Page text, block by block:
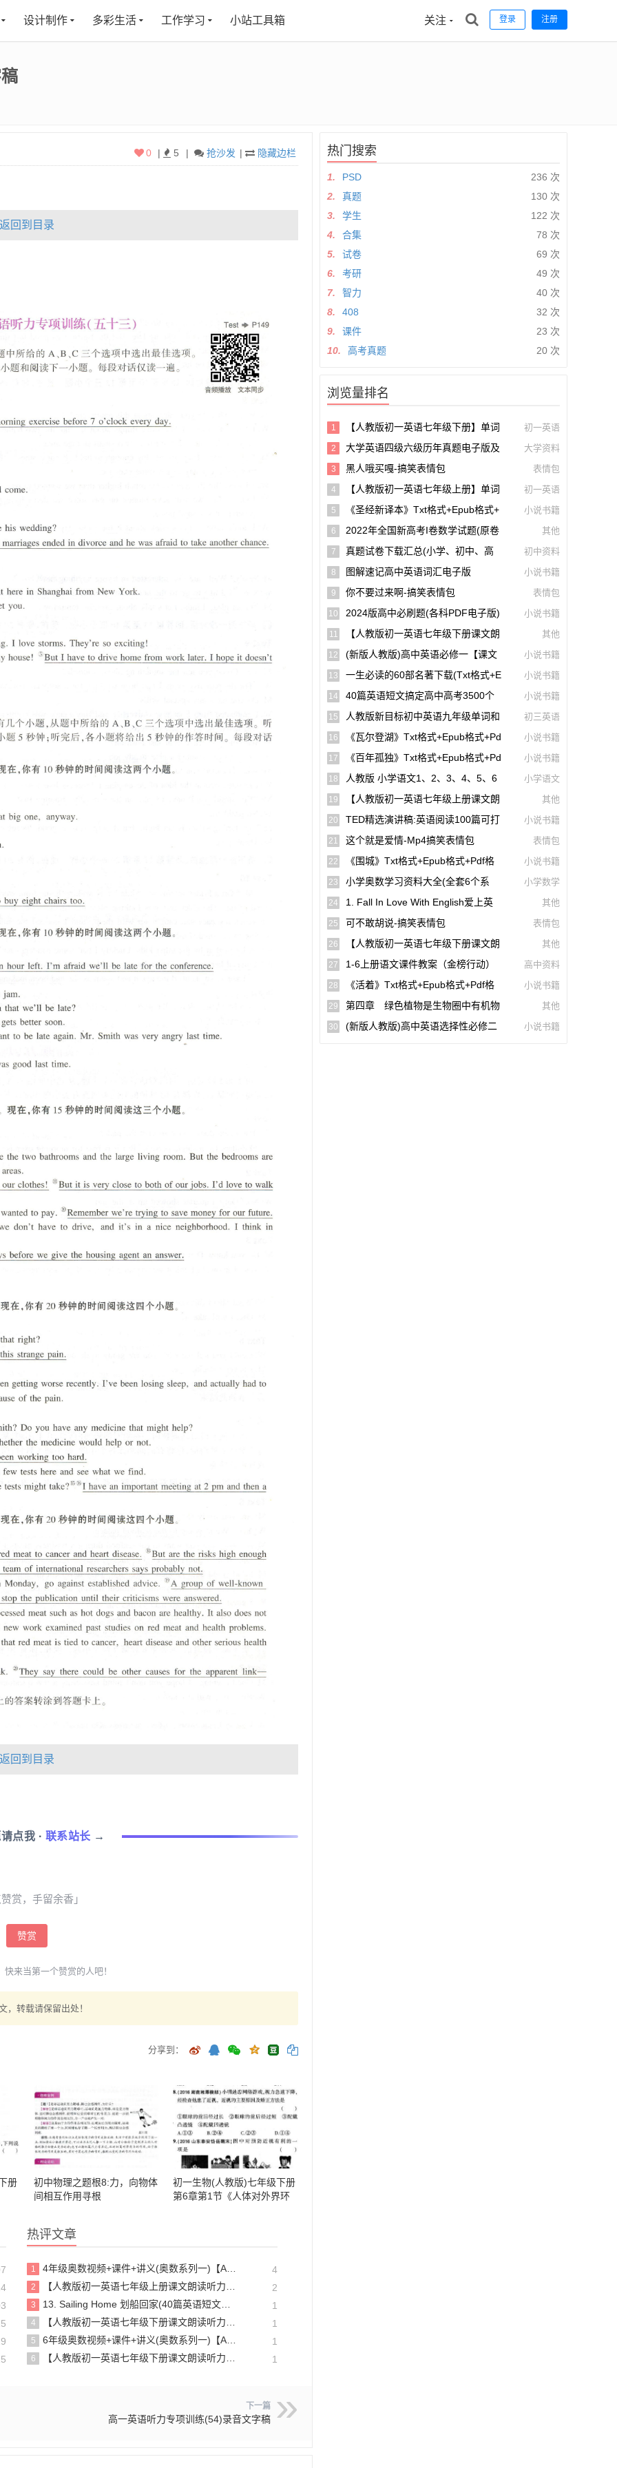
登录 注册
关注
设计制作 多彩生活 工作学习 小站工具箱
| 隐藏边栏
| 抢沙发
| 5
0
回到目录
回到目录
点我 · 联系站长 →
赏，手留余香」
赞赏
来当第一个赞赏的人吧！
，转载请保留出处！
分享到：
册
初中物理之题根8:力，向物体
间相互作用寻根
初一生物(人教版)七年级下册
第6章第1节《人体对外界环
热评文章
1 4年级奥数视频+课件+讲义(奥数系列一)【A00231】 4
2 【人教版初一英语七年级上册课文朗读听力mp3】Starter unit 1 Good morning! 2
3 13. Sailing Home 划船回家(40篇英语短文搞定高中高考3500个单词) 1
4 【人教版初一英语七年级下册课文朗读听力mp3】Unit 4 1
5 6年级奥数视频+课件+讲义(奥数系列一)【A00231】 1
6 【人教版初一英语七年级下册课文朗读听力mp3】Unit 6 1
下一篇
高一英语听力专项训练(54)录音文字稿
热门搜索
1. PSD
236 次
2.
真题
130 次
3.
学生
122 次
4.
合集
78 次
5.
试卷
69 次
6.
考研
49 次
7.
智力
40 次
8.
408
32 次
9.
课件
23 次
10.
高考真题 20 次
浏览量排名
1
【人教版初一英语七年级下册】单词
和课文朗读录音听力mp3音频【A0027
5】
初一英语
2
大学英语四级六级历年真题电子版及
模拟试卷下载(含听力和答案解析 CET
4、CET6试卷可打印)[s1697]
大学资料
3 黑人哦买嘎-搞笑表情包 表情包
4
【人教版初一英语七年级上册】单词
和课文朗读录音听力mp3音频
初一英语
5
《圣经新译本》txt格式+epub格式+
Pdf格式下载【A00605】
小说书籍
6
2022年全国新高考I卷数学试题(原卷
版+解析版)(doc格式下载)【A02285】
其他
7
真题试卷下载汇总(小学、初中、高
中、大学、考研、考公考编)(持续更新)
初中资料
8 图解速记高中英语词汇电子版 小说书籍
9 你不要过来啊-搞笑表情包 表情包
10
2024版高中必刷题(各科PDF电子版)
【A00141】
小说书籍
11
【人教版初一英语七年级下册课文朗
读听力mp3】Unit 1
其他
12
(新版人教版)高中英语必修一【课文
音频录音课本单词朗读听力MP3】
小说书籍
13
一生必读的60部名著下载(txt格式+e
Pub格式+pdf格式)
小说书籍
14
40篇英语短文搞定高中高考3500个
单词(mp3音频+文本+翻译)【A01806】
小说书籍
15
人教版新目标初中英语九年级单词和
课文朗读录音听力mp3
初三英语
16
《瓦尔登湖》txt格式+epub格式+pd
F格式下载（一生必读的60部名著）【A0
0614】
小说书籍
17
《百年孤独》txt格式+epub格式+pd
F格式下载（一生必读的60部名著）【A0
0561】
小说书籍
18
人教版 小学语文1、2、3、4、5、6
年级课本(电子版pdf)
小学语文
19
【人教版初一英语七年级上册课文朗
读听力mp3】Starter Unit 1 Good Morni
Ng!
其他
20
TED精选演讲稿:英语阅读100篇可打
印高清PDF电子版配套双语视频【A0049
4】
小说书籍
21 这个就是爱情-Mp4搞笑表情包 表情包
22
《围城》txt格式+epub格式+pdf格
式下载【A00615】
小说书籍
23
小学奥数学习资料大全(全套6个系
列)【A00231】
小学数学
24
1. Fall In Love With English爱上英
语(40篇英语短文搞定高中高考3500个单
词)
其他
25 可不敢胡说-搞笑表情包 表情包
26
【人教版初一英语七年级下册课文朗
读听力mp3】Unit 2
其他
27
1-6上册语文课件教案（金榜行动）
(docx,pdf,电子版)【A02960-005】
高中资料
28
《活着》txt格式+epub格式+pdf格
式下载（一生必读的60部名著）【A0055
9】
小说书籍
29
第四章 绿色植物是生物圈中有机物
的制造者(思维导图|教材知识全解|经典例
其他
30
(新版人教版)高中英语选择性必修二
小说书籍